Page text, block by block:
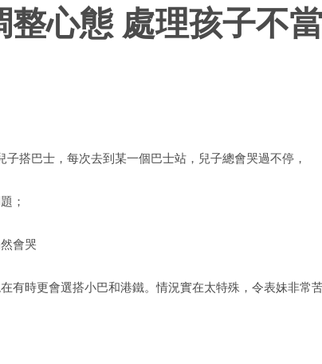
整心態 處理孩子不
搭巴士，每次去到某一個巴士站，兒子總會哭過不停，
；
會哭
有時更會選搭小巴和港鐵。情況實在太特殊，令表妹非常